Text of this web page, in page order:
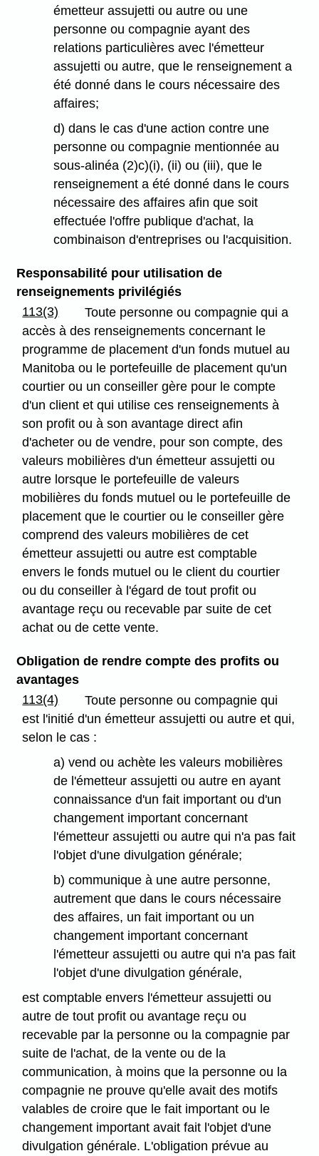
émetteur assujetti ou autre ou une
personne ou compagnie ayant des
relations particulières avec l'émetteur
assujetti ou autre, que le renseignement a
été donné dans le cours nécessaire des
affaires;
d) dans le cas d'une action contre une
personne ou compagnie mentionnée au
sous-alinéa (2)c)(i), (ii) ou (iii), que le
renseignement a été donné dans le cours
nécessaire des affaires afin que soit
effectuée l'offre publique d'achat, la
combinaison d'entreprises ou l'acquisition.
Responsabilité pour utilisation de
renseignements privilégiés
113(3)
Toute personne ou compagnie qui a
accès à des renseignements concernant le
programme de placement d'un fonds mutuel au
Manitoba ou le portefeuille de placement qu'un
courtier ou un conseiller gère pour le compte
d'un client et qui utilise ces renseignements à
son profit ou à son avantage direct afin
d'acheter ou de vendre, pour son compte, des
valeurs mobilières d'un émetteur assujetti ou
autre lorsque le portefeuille de valeurs
mobilières du fonds mutuel ou le portefeuille de
placement que le courtier ou le conseiller gère
comprend des valeurs mobilières de cet
émetteur assujetti ou autre est comptable
envers le fonds mutuel ou le client du courtier
ou du conseiller à l'égard de tout profit ou
avantage reçu ou recevable par suite de cet
achat ou de cette vente.
Obligation de rendre compte des profits ou
avantages
113(4)
Toute personne ou compagnie qui
est l'initié d'un émetteur assujetti ou autre et qui,
selon le cas :
a) vend ou achète les valeurs mobilières
de l'émetteur assujetti ou autre en ayant
connaissance d'un fait important ou d'un
changement important concernant
l'émetteur assujetti ou autre qui n'a pas fait
l'objet d'une divulgation générale;
b) communique à une autre personne,
autrement que dans le cours nécessaire
des affaires, un fait important ou un
changement important concernant
l'émetteur assujetti ou autre qui n'a pas fait
l'objet d'une divulgation générale,
est comptable envers l'émetteur assujetti ou
autre de tout profit ou avantage reçu ou
recevable par la personne ou la compagnie par
suite de l'achat, de la vente ou de la
communication, à moins que la personne ou la
compagnie ne prouve qu'elle avait des motifs
valables de croire que le fait important ou le
changement important avait fait l'objet d'une
divulgation générale. L'obligation prévue au